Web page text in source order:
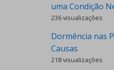
uma Condição
236 visualizações
Dormência nas
Causas
218 visualizações